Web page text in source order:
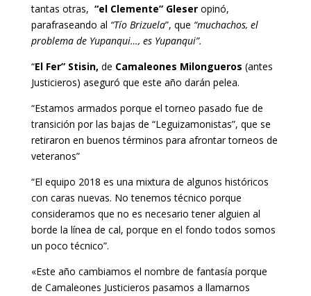
tantas otras, “el Clemente” Gleseropinó,
parafraseando al “Tío Brizuela”, que “muchachos, el
problema de Yupanqui…, es Yupanqui”.
“El Fer” Stisin, de Camaleones Milongueros (antes
Justicieros) aseguró que este año darán pelea.
“Estamos armados porque el torneo pasado fue de
transición por las bajas de “Leguizamonistas”, que se
retiraron en buenos términos para afrontar torneos de
veteranos”
“El equipo 2018 es una mixtura de algunos históricos
con caras nuevas. No tenemos técnico porque
consideramos que no es necesario tener alguien al
borde la línea de cal, porque en el fondo todos somos
un poco técnico”.
«Este año cambiamos el nombre de fantasía porque
de Camaleones Justicieros pasamos a llamarnos